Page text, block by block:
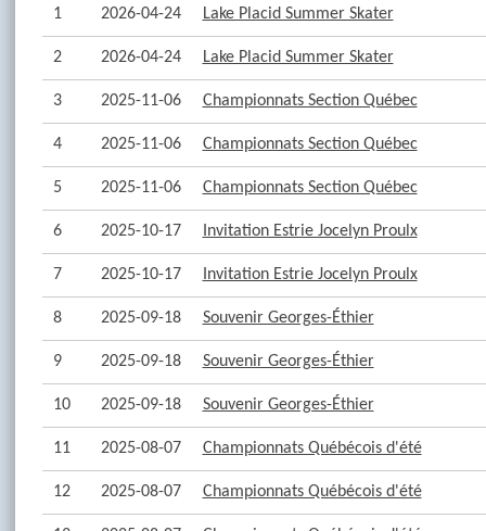
1 2026-04-24 Lake Placid Summer Skater
2 2026-04-24 Lake Placid Summer Skater
3 2025-11-06 Championnats Section Québec
4 2025-11-06 Championnats Section Québec
5 2025-11-06 Championnats Section Québec
6 2025-10-17 Invitation Estrie Jocelyn Proulx
7 2025-10-17 Invitation Estrie Jocelyn Proulx
8 2025-09-18 Souvenir Georges-Éthier
9 2025-09-18 Souvenir Georges-Éthier
10 2025-09-18 Souvenir Georges-Éthier
11 2025-08-07 Championnats Québécois d'été
12 2025-08-07 Championnats Québécois d'été